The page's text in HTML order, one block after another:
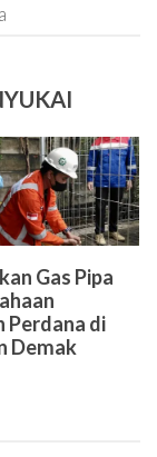
Gas Pipa
Perdana di
Demak